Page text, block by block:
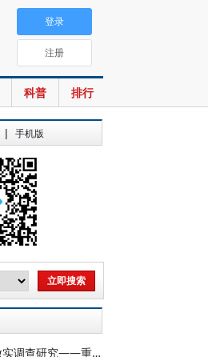
科普 排行
登录
注册
| 手机版
陶庆：用心用情才能做实调查研究——重温恩格斯《乌培河谷来信》